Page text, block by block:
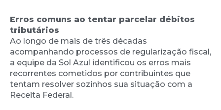
Erros comuns ao tentar parcelar débitos
tributários
Ao longo de mais de três décadas
acompanhando processos de regularização fiscal,
a equipe da Sol Azul identificou os erros mais
recorrentes cometidos por contribuintes que
tentam resolver sozinhos sua situação com a
Receita Federal.